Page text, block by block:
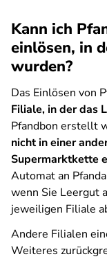
Kann ich
einlösen, in
wurden?
Das Einlösen von
Filiale, in der das
Pfandbon erstellt
nicht in einer
Supermarktkette
Automat an
wenn Sie Leergut
jeweiligen Filiale
Andere Filialen
Weiteres